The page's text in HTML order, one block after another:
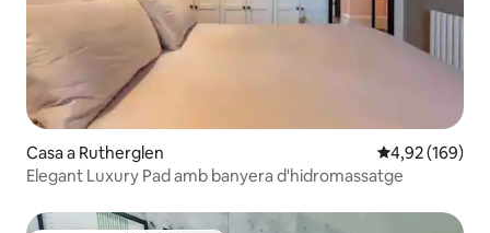
Casa a Rutherglen 4,92 de
4,92 (169)
Elegant Luxury Pad amb banyera d'hidromassatge